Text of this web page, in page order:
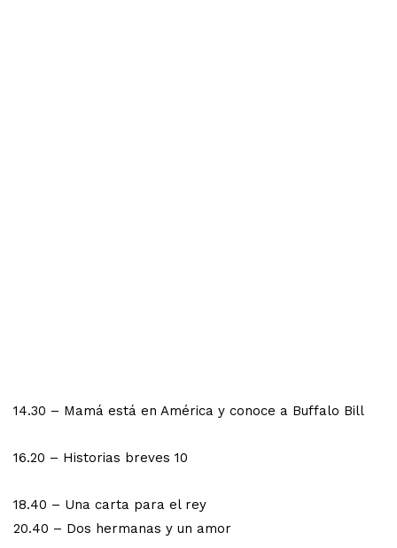
14.30 – Mamá está en América y conoce a Buffalo Bill
16.20 – Historias breves 10
18.40 – Una carta para el rey
20.40 – Dos hermanas y un amor